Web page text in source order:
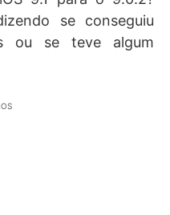
se conseguiu
ou se teve algum